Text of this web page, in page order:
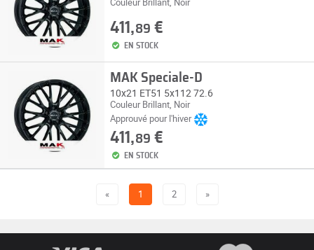
411,89 €
EN STOCK
MAK Speciale-D
10x21 ET51 5x112 72.6
Couleur Brillant, Noir
Approuvé pour l'hiver
411,89 €
EN STOCK
« 1 2 »